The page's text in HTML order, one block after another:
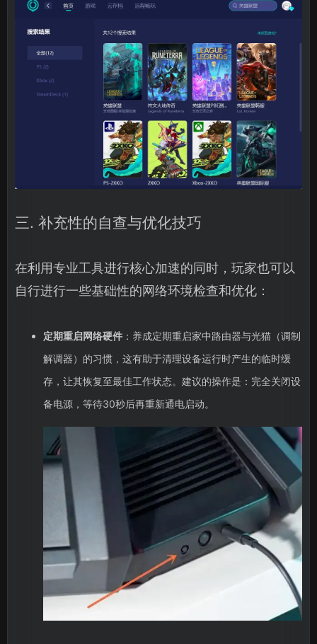
三. 补充性的自查与优化技巧
在利用专业工具进行核心加速的同时，玩家也可以
自行进行一些基础性的网络环境检查和优化：
定期重启网络硬件：养成定期重启家中路由器与光猫（调制
解调器）的习惯，这有助于清理设备运行时产生的临时缓
存，让其恢复至最佳工作状态。建议的操作是：完全关闭设
备电源，等待30秒后再重新通电启动。